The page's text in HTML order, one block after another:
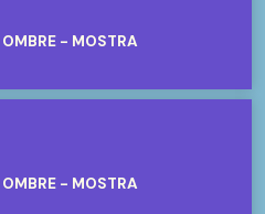
- MOSTRA
- MOSTRA